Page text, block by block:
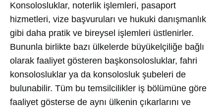
Konsolosluklar, noterlik işlemleri, pasaport
hizmetleri, vize başvuruları ve hukuki danışmanlık
gibi daha pratik ve bireysel işlemleri üstlenirler.
Bununla birlikte bazı ülkelerde büyükelçiliğe bağlı
olarak faaliyet gösteren başkonsolosluklar, fahri
konsolosluklar ya da konsolosluk şubeleri de
bulunabilir. Tüm bu temsilcilikler iş bölümüne göre
faaliyet gösterse de aynı ülkenin çıkarlarını ve